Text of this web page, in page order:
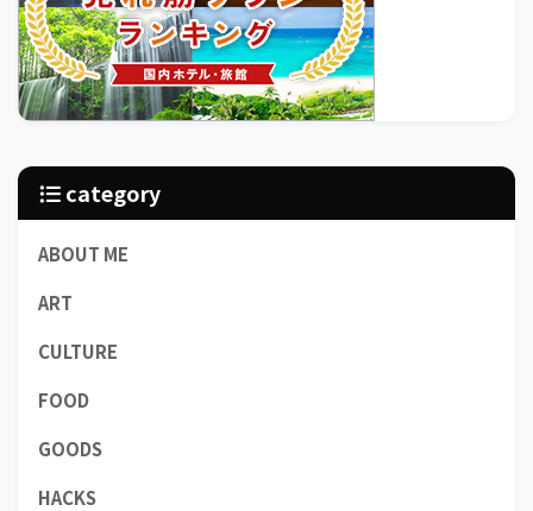
category
ABOUT ME
ART
CULTURE
FOOD
GOODS
HACKS